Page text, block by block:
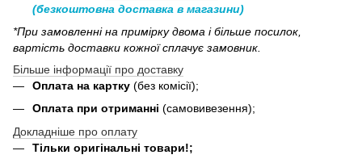
(безкоштовна доставка в магазини)
*При замовленні на примірку двома і більше посилок,
вартість доставки кожної сплачує замовник.
Більше інформації про доставку
Оплата на картку (без комісії);
Оплата при отриманні (самовивезення);
Докладніше про оплату
Тільки оригінальні товари!;